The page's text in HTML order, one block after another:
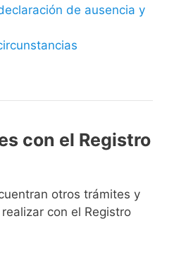
de ausencia y
con el Registro
otros trámites y
con el Registro